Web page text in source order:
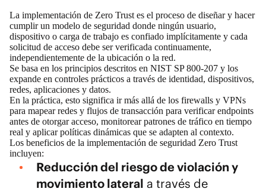
La implementación de Zero Trust es el proceso de diseñar y hacer
cumplir un modelo de seguridad donde ningún usuario,
dispositivo o carga de trabajo es confiado implícitamente y cada
solicitud de acceso debe ser verificada continuamente,
independientemente de la ubicación o la red.
Se basa en los principios descritos en NIST SP 800-207 y los
expande en controles prácticos a través de identidad, dispositivos,
redes, aplicaciones y datos.
En la práctica, esto significa ir más allá de los firewalls y VPNs
para mapear redes y flujos de transacción para verificar endpoints
antes de otorgar acceso, monitorear patrones de tráfico en tiempo
real y aplicar políticas dinámicas que se adapten al contexto.
Los beneficios de la implementación de seguridad Zero Trust
incluyen:
Reducción del riesgo de violación y
movimiento lateral a través de